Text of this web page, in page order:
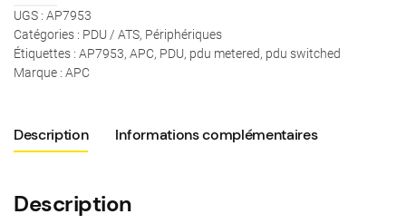
APC
-
PDU
prises
-
UGS : AP7953
Catégories : PDU / ATS, Périphériques
Étiquettes : AP7953, APC, PDU, pdu metered, pdu switched
Marque : APC
Description Informations complémentaires
Description